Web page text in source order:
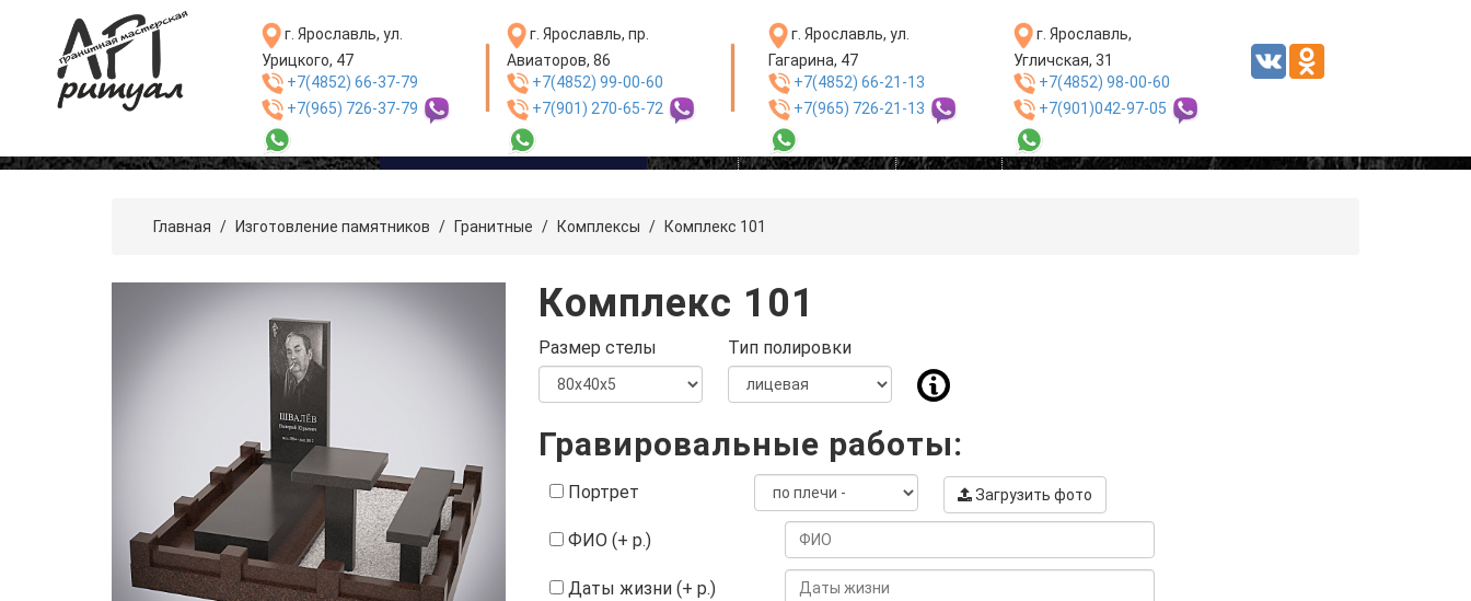
г. Ярославль, ул.
Урицкого, 47
+7(4852) 66-37-79
+7(965) 726-37-79
г. Ярославль, пр.
Авиаторов, 86
+7(4852) 99-00-60
+7(901) 270-65-72
г. Ярославль, ул.
Гагарина, 47
+7(4852) 66-21-13
+7(965) 726-21-13
г. Ярославль,
Угличская, 31
+7(4852) 98-00-60
+7(901)042-97-05
Каталог продукции и услуг Сотрудничество
Главная / Изготовление памятников / Гранитные / Комплексы / Комплекс 101
Комплекс 101
Размер стелы Тип полировки
Гравировальные работы:
Портрет Загрузить фото
ФИО (+ р.)
Даты жизни (+ р.)